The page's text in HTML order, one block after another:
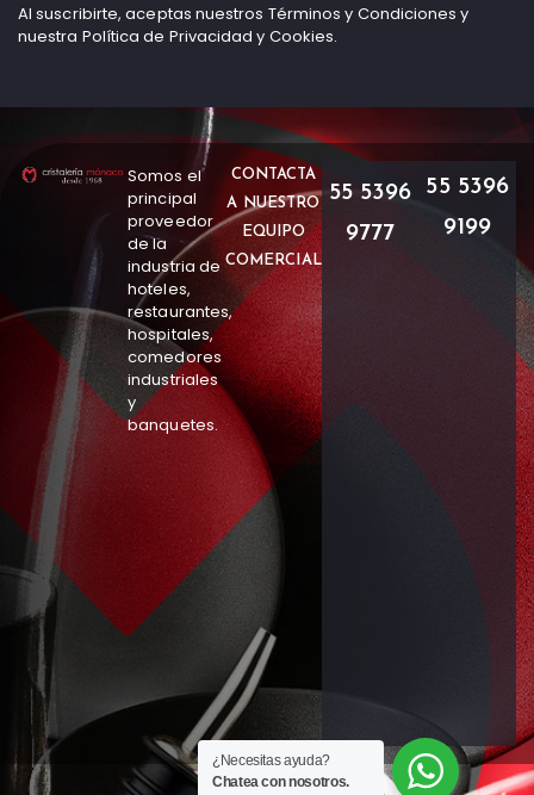
Al suscribirte, aceptas nuestros Términos y Condiciones y
nuestra Política de Privacidad y Cookies.
Somos el
principal
proveedor
de la
industria de
hoteles,
restaurantes,
hospitales,
comedores
industriales
y
banquetes.
CONTACTA
A NUESTRO
EQUIPO
COMERCIAL
55 5396
9777
55 5396
9199
¿Necesitas ayuda?
Chatea con nosotros.